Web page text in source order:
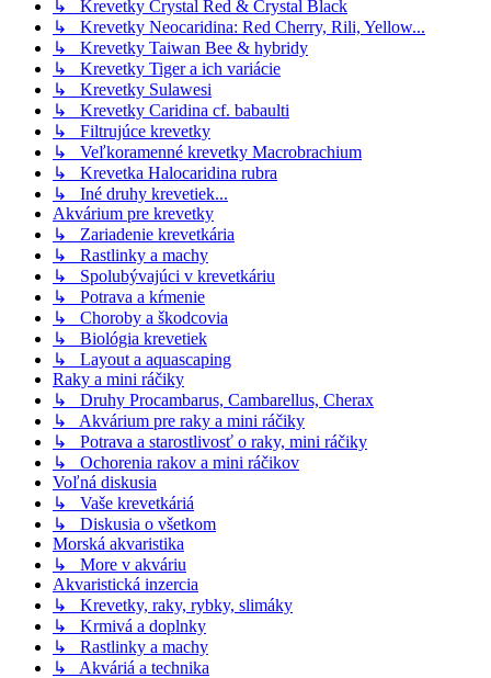
↳ Krevetky Crystal Red & Crystal Black
↳ Krevetky Neocaridina: Red Cherry, Rili, Yellow...
↳ Krevetky Taiwan Bee & hybridy
↳ Krevetky Tiger a ich variácie
↳ Krevetky Sulawesi
↳ Krevetky Caridina cf. babaulti
↳ Filtrujúce krevetky
↳ Veľkoramenné krevetky Macrobrachium
↳ Krevetka Halocaridina rubra
↳ Iné druhy krevetiek...
Akvárium pre krevetky
↳ Zariadenie krevetkária
↳ Rastlinky a machy
↳ Spolubývajúci v krevetkáriu
↳ Potrava a kŕmenie
↳ Choroby a škodcovia
↳ Biológia krevetiek
↳ Layout a aquascaping
Raky a mini ráčiky
↳ Druhy Procambarus, Cambarellus, Cherax
↳ Akvárium pre raky a mini ráčiky
↳ Potrava a starostlivosť o raky, mini ráčiky
↳ Ochorenia rakov a mini ráčikov
Voľná diskusia
↳ Vaše krevetkáriá
↳ Diskusia o všetkom
Morská akvaristika
↳ More v akváriu
Akvaristická inzercia
↳ Krevetky, raky, rybky, slimáky
↳ Krmivá a doplnky
↳ Rastlinky a machy
↳ Akváriá a technika